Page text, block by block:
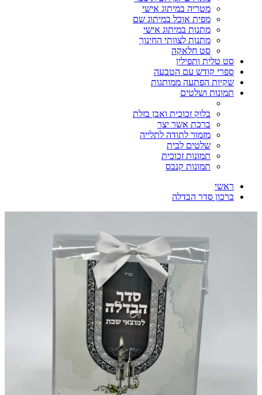
מטריה במיתוג אישי
מפית אוכל במיתוג שם
מתנות במיתוג אישי
מתנות לצוותי החינוך
סט חלאקה
סט טלית ותפילין
ספרי קודש עם הטבעה
שקיות הפתעה ממותגות
תמונות ושלטים
בלוק זכוכית ואבן בזלת
ברכת אשר יצר
מזמור לתודה לתלייה
שלטים לבית
תמונות זכוכית
תמונות קנבס
ראשי
ברכון סדר הבדלה